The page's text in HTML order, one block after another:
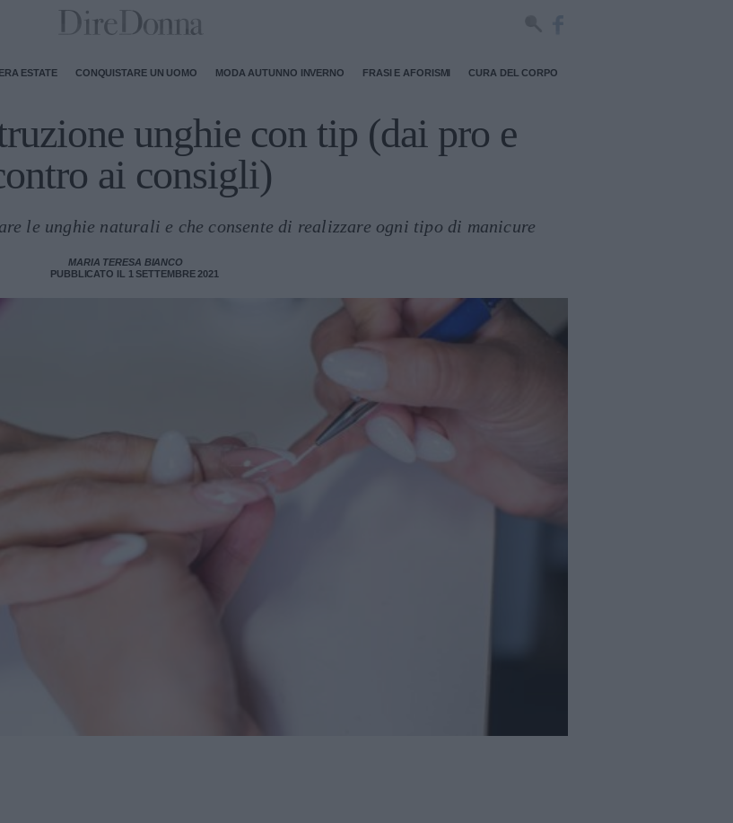
ESTATE CONQUISTARE UN UOMO MODA AUTUNNO INVERNO FRASI E AFORISMI CURA DEL CORPO
unghie con tip (dai pro e
ai consigli)
le unghie naturali e che consente di realizzare ogni tipo di manicure
MARIA TERESA BIANCO
PUBBLICATO IL 1 SETTEMBRE 2021